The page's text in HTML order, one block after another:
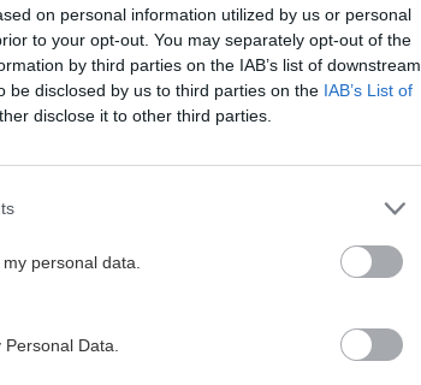
on personal information utilized by us or personal
to your opt-out. You may separately opt-out of the
by third parties on the IAB’s list of downstream
be disclosed by us to third parties on the IAB’s List of
disclose it to other third parties.
personal data.
Data.
11:45
"φόρεσε"
ΔΙ.ΑΣ.!
11:36
γλωσσική
να μολύνουν το